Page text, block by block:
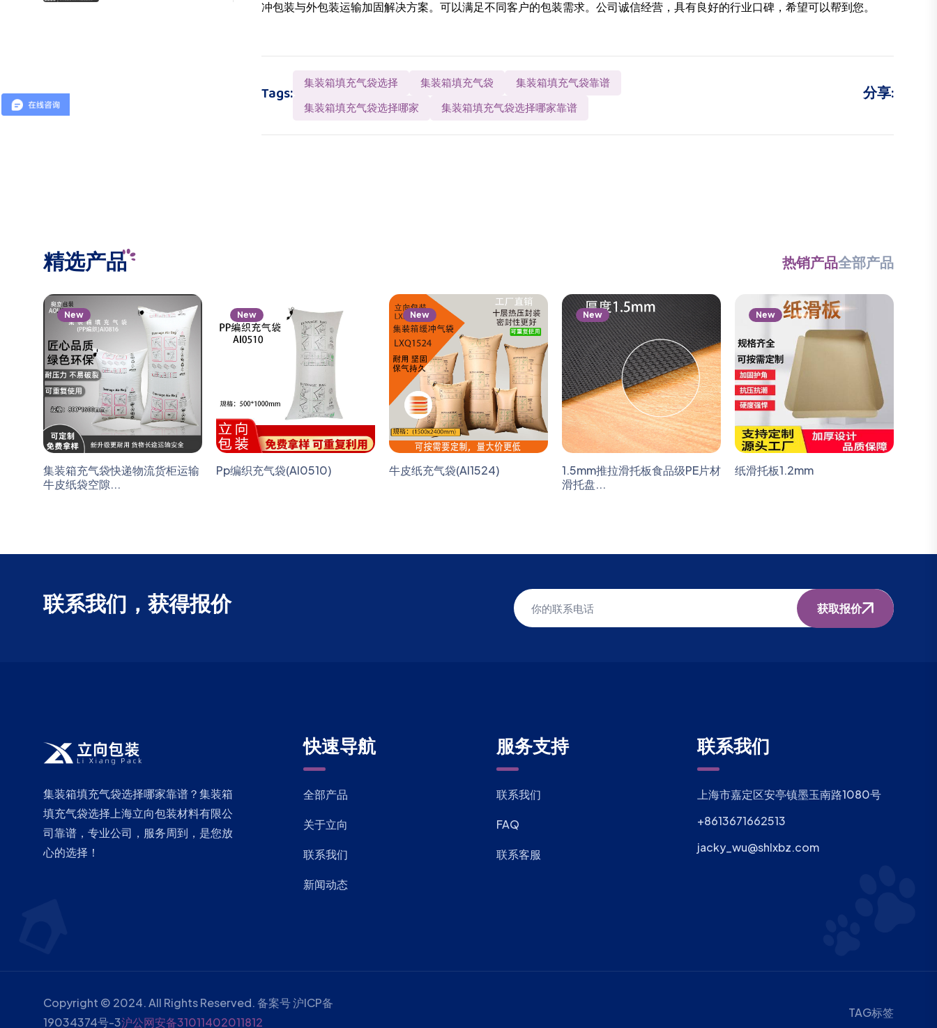
冲包装与外包装运输加固解决方案。可以满足不同客户的包装需求。公司诚信经营，具有良好的行业口碑，希望可以帮到您。
Tags: 集装箱填充气袋选择 集装箱填充气袋
集装箱填充气袋靠谱
集装箱填充气袋选择哪家
集装箱填充气袋选择哪家靠谱 分享:
精选产品 热销产品全部产品
New
集装箱充气袋快递物流货柜运输
牛皮纸袋空隙...
New
Pp编织充气袋(AI0510)
New
牛皮纸充气袋(AI1524)
New
1.5mm推拉滑托板食品级PE片材
滑托盘...
New
纸滑托板1.2mm
联系我们，获得报价 获取报价
集装箱填充气袋选择哪家靠谱？集装箱
填充气袋选择上海立向包装材料有限公
司靠谱，专业公司，服务周到，是您放
心的选择！
快速导航
全部产品
关于立向
联系我们
新闻动态
服务支持
联系我们
FAQ
联系客服
联系我们
上海市嘉定区安亭镇墨玉南路1080号
+8613671662513
jacky_wu@shlxbz.com
Copyright © 2024. All Rights Reserved. 备案号沪ICP备
19034374号-3沪公网安备31011402011812
TAG标签